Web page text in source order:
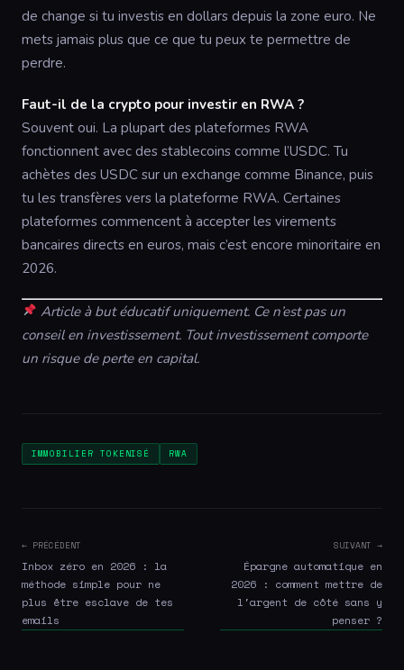
de change si tu investis en dollars depuis la zone euro. Ne
mets jamais plus que ce que tu peux te permettre de
perdre.
Faut-il de la crypto pour investir en RWA ?
Souvent oui. La plupart des plateformes RWA
fonctionnent avec des stablecoins comme l’USDC. Tu
achètes des USDC sur un exchange comme Binance, puis
tu les transfères vers la plateforme RWA. Certaines
plateformes commencent à accepter les virements
bancaires directs en euros, mais c’est encore minoritaire en
2026.
Article à but éducatif uniquement. Ce n’est pas un
conseil en investissement. Tout investissement comporte
un risque de perte en capital.
IMMOBILIER TOKENISÉ RWA
← PRÉCÉDENT
Inbox zéro en 2026 : la
méthode simple pour ne
plus être esclave de tes
emails
SUIVANT →
Épargne automatique en
2026 : comment mettre de
l'argent de côté sans y
penser ?